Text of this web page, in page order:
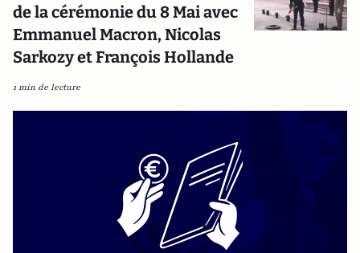
de la cérémonie du 8 Mai avec
Emmanuel Macron, Nicolas
Sarkozy et François Hollande
1 min de lecture